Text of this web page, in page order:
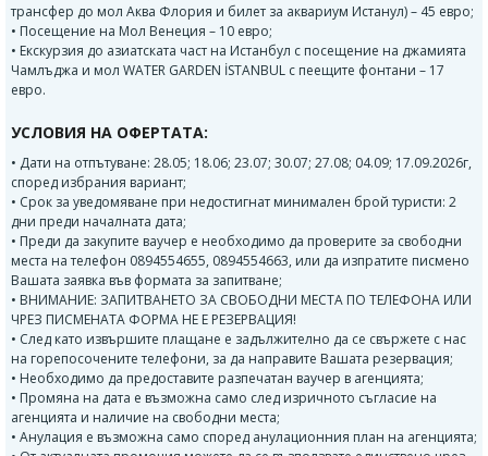
трансфер до мол Аква Флория и билет за аквариум Истанул) – 45 евро;
• Посещение на Мол Венеция – 10 евро;
• Екскурзия до азиатската част на Истанбул с посещение на джамията
Чамлъджа и мол WATER GARDEN İSTANBUL с пеещите фонтани – 17
евро.
УСЛОВИЯ НА ОФЕРТАТА:
• Дати на отпътуване: 28.05; 18.06; 23.07; 30.07; 27.08; 04.09; 17.09.2026г,
според избрания вариант;
• Срок за уведомяване при недостигнат минимален брой туристи: 2
дни преди началната дата;
• Преди да закупите ваучер е необходимо да проверите за свободни
места на телефон 0894554655, 0894554663, или да изпратите писмено
Вашата заявка във формата за запитване;
• ВНИМАНИЕ: ЗАПИТВАНЕТО ЗА СВОБОДНИ МЕСТА ПО ТЕЛЕФОНА ИЛИ
ЧРЕЗ ПИСМЕНАТА ФОРМА НЕ Е РЕЗЕРВАЦИЯ!
• След като извършите плащане е задължително да се свържете с нас
на горепосочените телефони, за да направите Вашата резервация;
• Необходимо да предоставите разпечатан ваучер в агенцията;
• Промяна на дата е възможна само след изричното съгласие на
агенцията и наличие на свободни места;
• Анулация е възможна само според анулационния план на агенцията;